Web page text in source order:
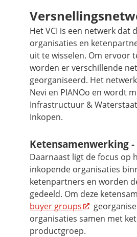
Het VCI is een netwerk
organisaties en
uit te wisselen. Om ervoor
worden er verschillende
georganiseerd. Het
Nevi en PIANOo en wordt
Infrastructuur &
Inkopen.
Ketensamenwerking -
Daarnaast ligt de focus op
inkopende organisaties
ketenpartners en worden
gedeeld. Om deze
buyer groups
organisaties samen met
productgroep.